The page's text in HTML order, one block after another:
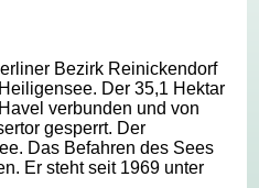
Bezirk Reinickendorf
Der 35,1 Hektar
verbunden und von
gesperrt. Der
Das Befahren des Sees
Er steht seit 1969 unter